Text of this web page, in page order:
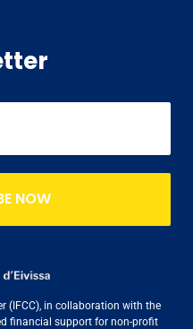
NOW
(IFCC), in collaboration with the
financial support for non-profit